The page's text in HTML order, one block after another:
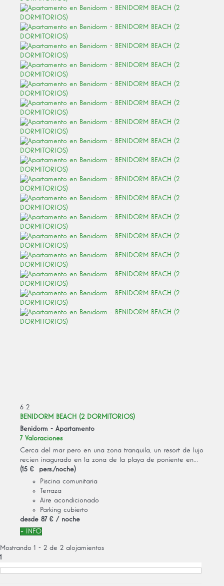
6 2
BENIDORM BEACH (2 DORMITORIOS)
Benidorm - Apartamento
7 Valoraciones
Cerca del mar pero en una zona tranquila, un resort de lujo
recien inagurado en la zona de la playa de poniente en...
(15 € pers./noche)
Piscina comunitaria
Terraza
Aire acondicionado
Parking cubierto
desde 87 € / noche
+ INFO
Mostrando 1 - 2 de 2 alojamientos
1